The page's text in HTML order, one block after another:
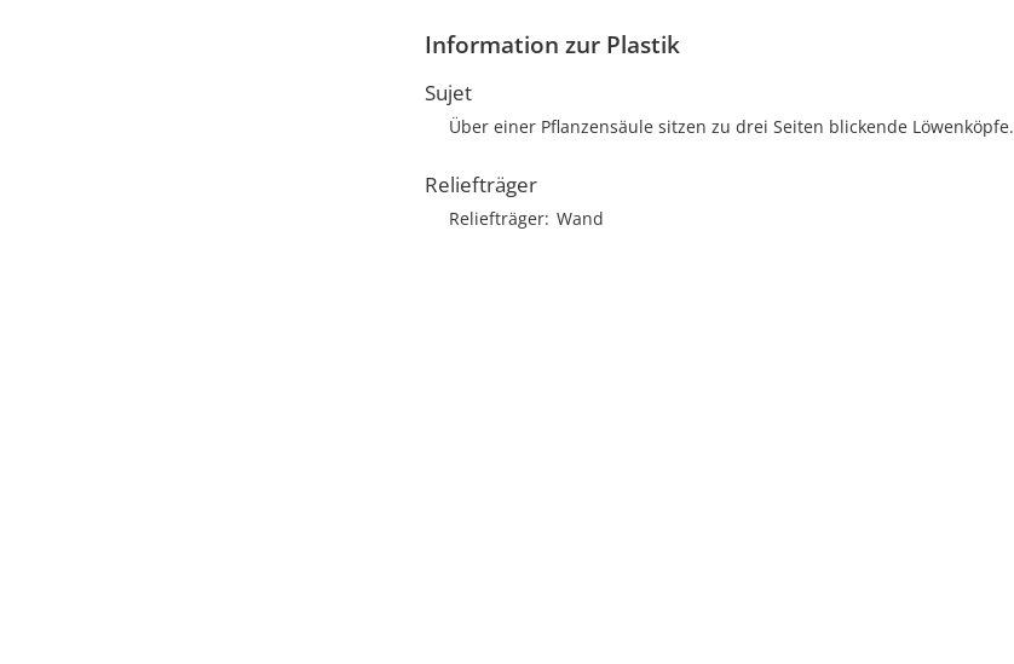
Information zur Plastik
Sujet
Über einer Pflanzensäule sitzen zu drei Seiten blickende Löwenköpfe.
Reliefträger
Reliefträger Wand